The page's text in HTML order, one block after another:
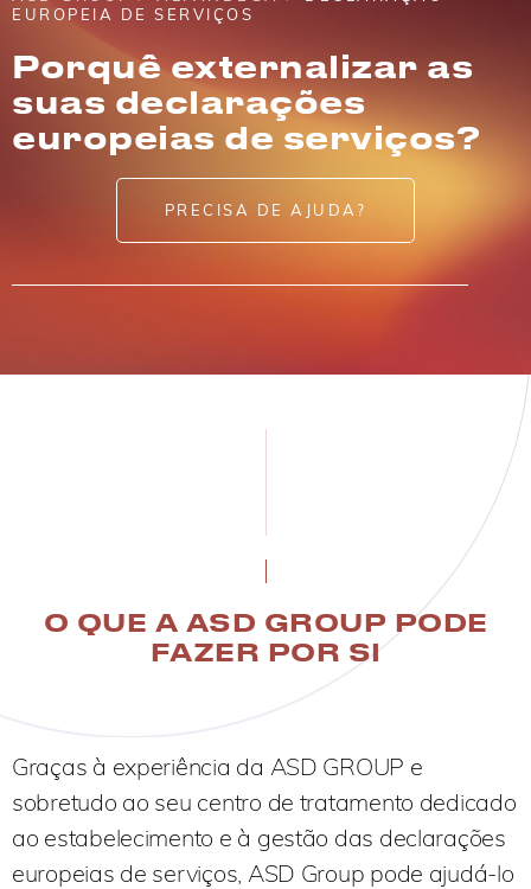
EUROPEIA DE SERVIÇOS
Porquê externalizar as
suas declarações
europeias de serviços?
PRECISA DE AJUDA?
O QUE A ASD GROUP PODE
FAZER POR SI
Graças à experiência da ASD GROUP e
sobretudo ao seu centro de tratamento dedicado
ao estabelecimento e à gestão das declarações
europeias de serviços, ASD Group pode ajudá-lo